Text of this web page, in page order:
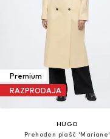
Premium
RAZPRODAJA
HUGO
Prehoden plašč 'Mariane'